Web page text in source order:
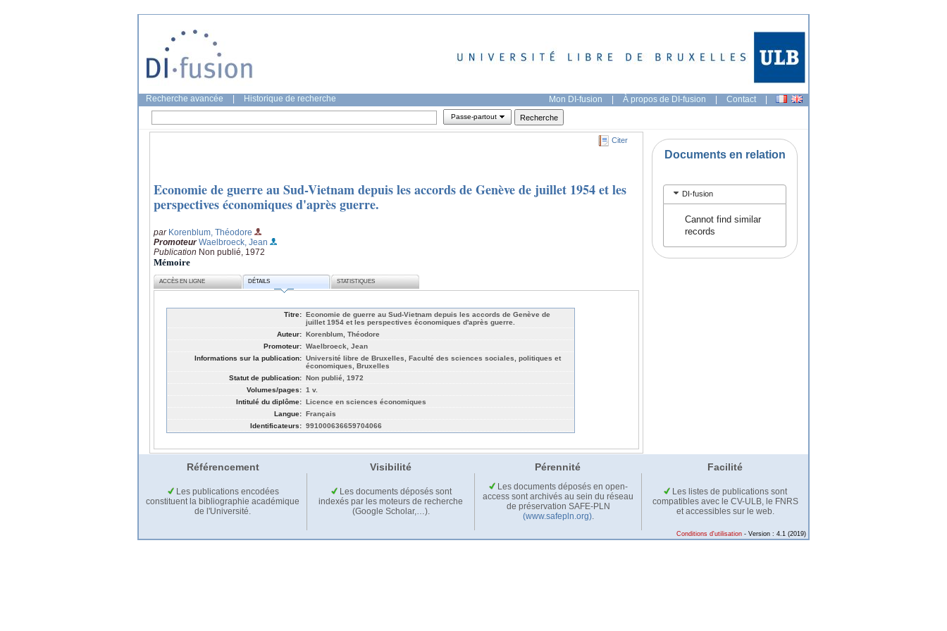
Recherche avancée Historique de recherche Mon DI-fusion | À propos de DI-fusion | Contact |
Passe-partout
Citer
Economie de guerre au Sud-Vietnam depuis les accords de Genève de juillet 1954 et les
perspectives économiques d'après guerre.
par Korenblum, Théodore
Promoteur Waelbroeck, Jean
Publication Non publié, 1972
Mémoire
ACCÈS EN LIGNE DÉTAILS STATISTIQUES
Titre: Economie de guerre au Sud-Vietnam depuis les accords de Genève de
juillet 1954 et les perspectives économiques d'après guerre.
Auteur: Korenblum, Théodore
Promoteur: Waelbroeck, Jean
Informations sur la publication: Université libre de Bruxelles, Faculté des sciences sociales, politiques et
économiques, Bruxelles
Statut de publication: Non publié, 1972
Volumes/pages: 1 v.
Intitulé du diplôme: Licence en sciences économiques
Langue: Français
Identificateurs: 991000636659704066
Documents en relation
DI-fusion
Cannot find similar
records
Référencement Visibilité Pérennité Facilité
Les publications encodées
constituent la bibliographie académique
de l'Université.
Les documents déposés sont
indexés par les moteurs de recherche
(Google Scholar,…).
Les documents déposés en open-
access sont archivés au sein du réseau
de préservation SAFE-PLN
(www.safepln.org).
Les listes de publications sont
compatibles avec le CV-ULB, le FNRS
et accessibles sur le web.
Conditions d'utilisation - Version : 4.1 (2019)